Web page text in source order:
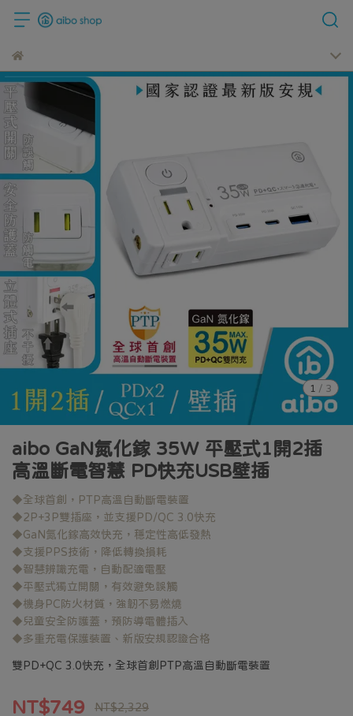
1 / 3
aibo GaN氮化鎵 35W 平壓式1開2插
高溫斷電智慧 PD快充USB壁插
◆全球首創，PTP高溫自動斷電裝置
◆2P+3P雙插座，並支援PD/QC 3.0快充
◆GaN氮化鎵高效快充，穩定性高低發熱
◆支援PPS技術，降低轉換損耗
◆智慧辨識充電，自動配適電壓
◆平壓式獨立開關，有效避免誤觸
◆機身PC防火材質，強韌不易燃燒
◆兒童安全防護蓋，預防導電體插入
◆多重充電保護裝置、新版安規認證合格
雙PD+QC 3.0快充，全球首創PTP高溫自動斷電裝置
NT$749 NT$2,329